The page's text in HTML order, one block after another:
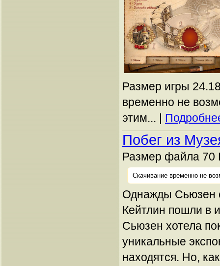
Размер игры
временно не
этим... |
Побег из
Размер файла 70
Скачивание временно не
Однажды Сьюзен
Кейтлин пошли в
Сьюзен хотела
уникальные
находятся. Но,